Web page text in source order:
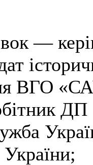
—
ВГО